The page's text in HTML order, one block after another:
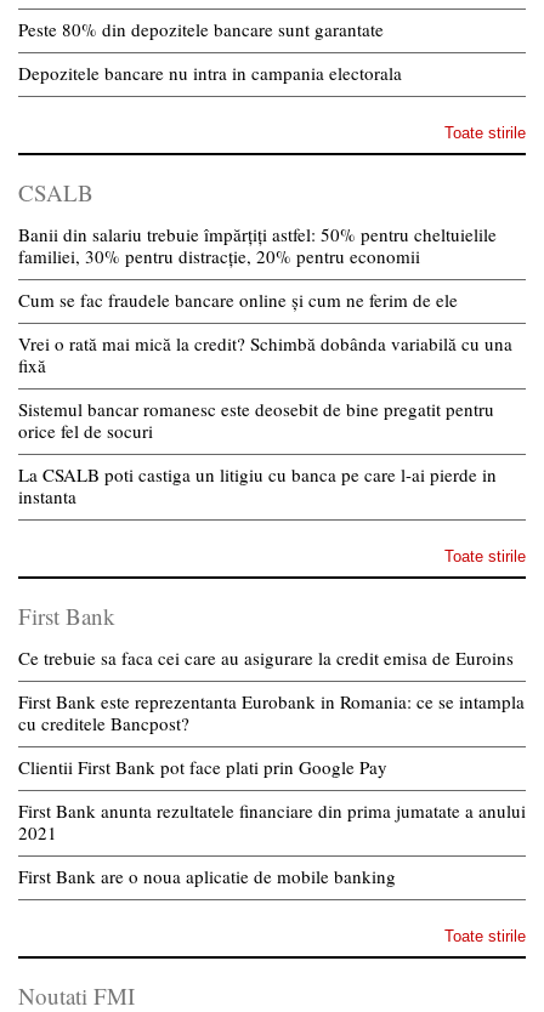
Peste 80% din depozitele bancare sunt garantate
Depozitele bancare nu intra in campania electorala
Toate stirile
CSALB
Banii din salariu trebuie împărțiți astfel: 50% pentru cheltuielile
familiei, 30% pentru distracție, 20% pentru economii
Cum se fac fraudele bancare online și cum ne ferim de ele
Vrei o rată mai mică la credit? Schimbă dobânda variabilă cu una
fixă
Sistemul bancar romanesc este deosebit de bine pregatit pentru
orice fel de socuri
La CSALB poti castiga un litigiu cu banca pe care l-ai pierde in
instanta
Toate stirile
First Bank
Ce trebuie sa faca cei care au asigurare la credit emisa de Euroins
First Bank este reprezentanta Eurobank in Romania: ce se intampla
cu creditele Bancpost?
Clientii First Bank pot face plati prin Google Pay
First Bank anunta rezultatele financiare din prima jumatate a anului
2021
First Bank are o noua aplicatie de mobile banking
Toate stirile
Noutati FMI